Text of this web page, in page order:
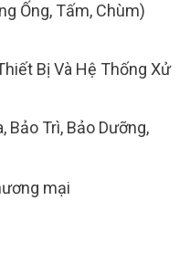
Ống, Tấm, Chùm)
Bị Và Hệ Thống Xử
Bảo Trì, Bảo Dưỡng,
mại